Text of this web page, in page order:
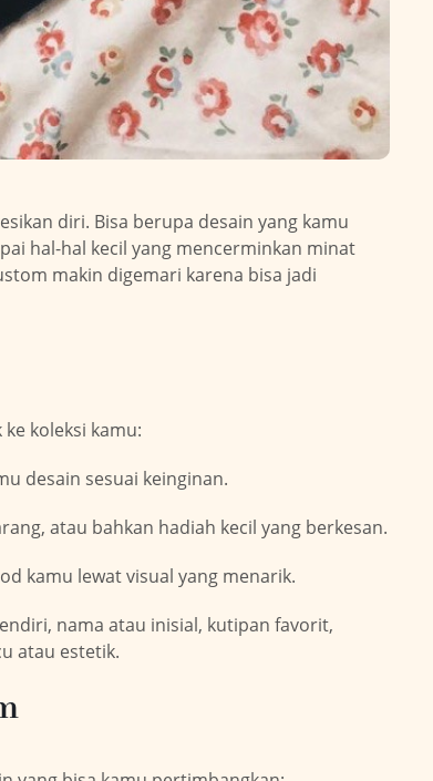
diri. Bisa berupa desain yang kamu
hal-hal kecil yang mencerminkan minat
makin digemari karena bisa jadi
koleksi kamu:
desain sesuai keinginan.
atau bahkan hadiah kecil yang berkesan.
kamu lewat visual yang menarik.
nama atau inisial, kutipan favorit,
atau estetik.